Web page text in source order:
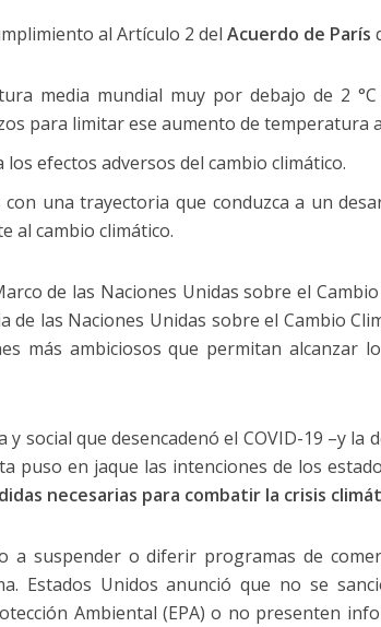
al Artículo 2 del Acuerdo de París
media mundial muy por debajo de 2
para limitar ese aumento de temperatura a
efectos adversos del cambio climático.
una trayectoria que conduzca a un
al cambio climático.
de las Naciones Unidas sobre el
las Naciones Unidas sobre el Cambio
más ambiciosos que permitan alcanzar
social que desencadenó el COVID-19 –y la
puso en jaque las intenciones de los
necesarias para combatir la crisis
a suspender o diferir programas de
Estados Unidos anunció que no se
Ambiental (EPA) o no presenten